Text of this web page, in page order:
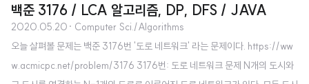
백준 3176 / LCA 알고리즘, DP, DFS / JAVA
2020.05.20 · Computer Sci./Algorithms
오늘 살펴볼 문제는 백준 3176번 '도로 네트워크' 라는 문제이다. https://ww
w.acmicpc.net/problem/3176 3176번: 도로 네트워크 문제 N개의 도시와